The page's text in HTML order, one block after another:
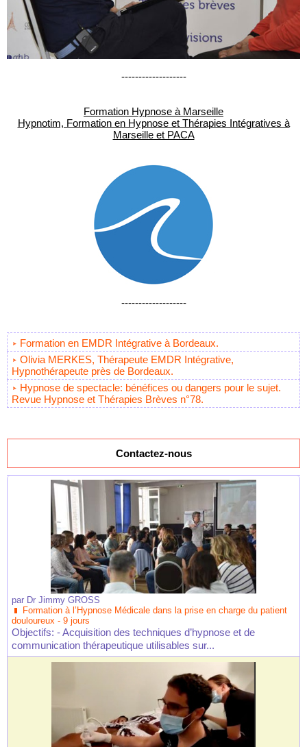
-------------------
Formation Hypnose à Marseille
Hypnotim, Formation en Hypnose et Thérapies Intégratives à
Marseille et PACA
-------------------
Formation en EMDR Intégrative à Bordeaux.
Olivia MERKES, Thérapeute EMDR Intégrative,
Hypnothérapeute près de Bordeaux.
Hypnose de spectacle: bénéfices ou dangers pour le sujet.
Revue Hypnose et Thérapies Brèves n°78.
Contactez-nous
par Dr Jimmy GROSS
Formation à l’Hypnose Médicale dans la prise en charge du patient
douloureux - 9 jours
Objectifs: - Acquisition des techniques d’hypnose et de
communication thérapeutique utilisables sur...